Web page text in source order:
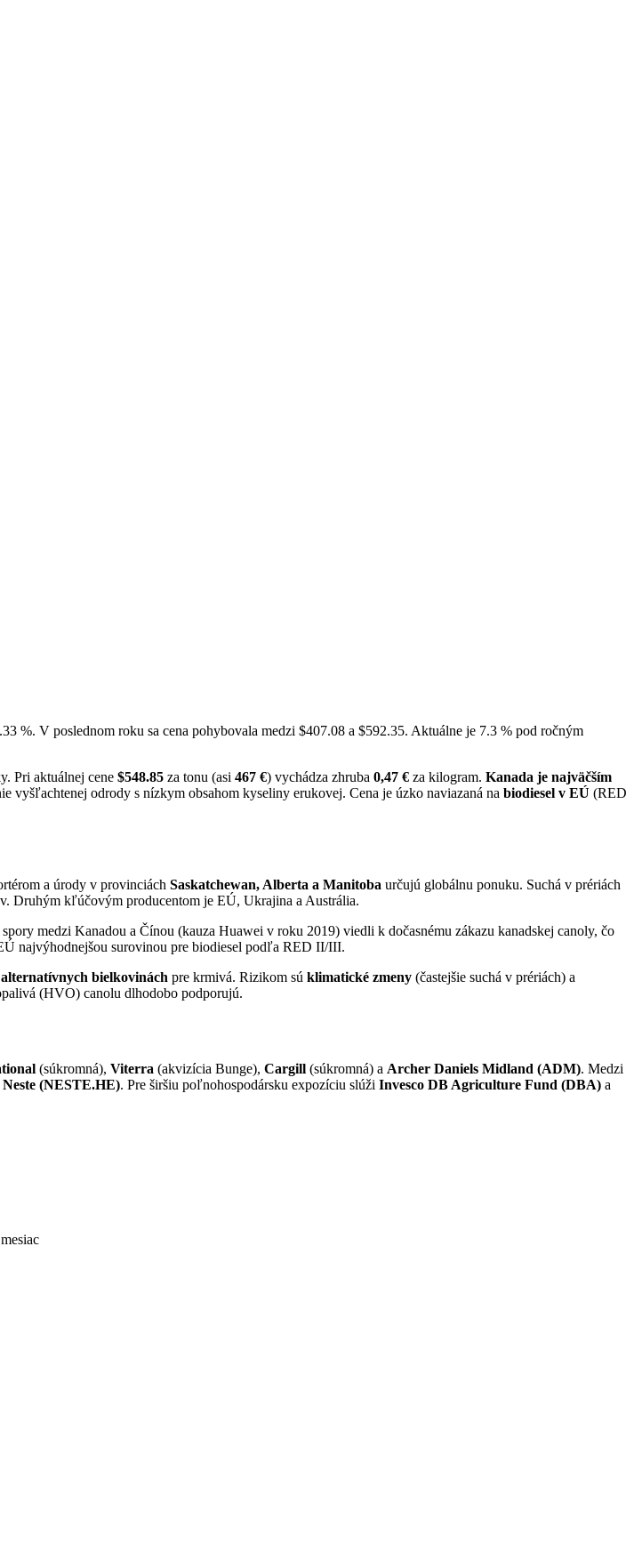
%. V poslednom roku sa cena pohybovala medzi $407.08 a $592.35. Aktuálne je 7.3 % pod ročným
Pri aktuálnej cene $548.85 za tonu (asi 467 €) vychádza zhruba 0,47 € za kilogram. Kanada je najväčším
odrody s nízkym obsahom kyseliny erukovej. Cena je úzko naviazaná na biodiesel v EÚ (RED
a úrody v provinciách Saskatchewan, Alberta a Manitoba určujú globálnu ponuku. Suchá v prériách
Druhým kľúčovým producentom je EÚ, Ukrajina a Austrália.
medzi Kanadou a Čínou (kauza Huawei v roku 2019) viedli k dočasnému zákazu kanadskej canoly, čo
najvýhodnejšou surovinou pre biodiesel podľa RED II/III.
bielkovinách pre krmivá. Rizikom sú klimatické zmeny (častejšie suchá v prériách) a
(HVO) canolu dlhodobo podporujú.
(súkromná), Viterra (akvizícia Bunge), Cargill (súkromná) a Archer Daniels Midland (ADM). Medzi
Neste (NESTE.HE). Pre širšiu poľnohospodársku expozíciu slúži Invesco DB Agriculture Fund (DBA) a